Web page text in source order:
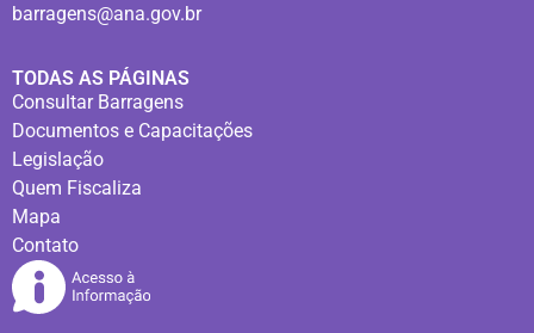
barragens@ana.gov.br
TODAS AS PÁGINAS
Consultar Barragens
Documentos e Capacitações
Legislação
Quem Fiscaliza
Mapa
Contato